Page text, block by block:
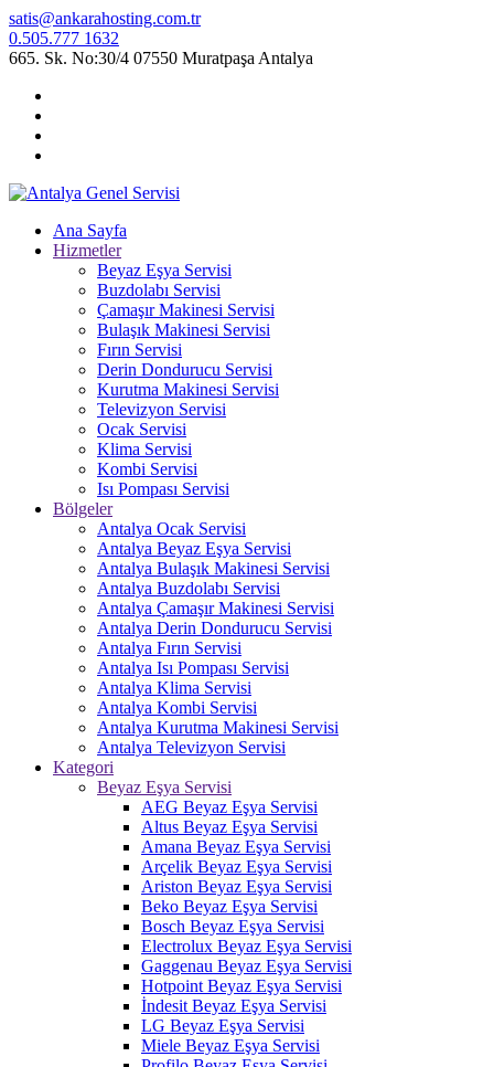
satis@ankarahosting.com.tr
0.505.777 1632
665. Sk. No:30/4 07550 Muratpaşa Antalya
Ana Sayfa
Hizmetler
Beyaz Eşya Servisi
Buzdolabı Servisi
Çamaşır Makinesi Servisi
Bulaşık Makinesi Servisi
Fırın Servisi
Derin Dondurucu Servisi
Kurutma Makinesi Servisi
Televizyon Servisi
Ocak Servisi
Klima Servisi
Kombi Servisi
Isı Pompası Servisi
Bölgeler
Antalya Ocak Servisi
Antalya Beyaz Eşya Servisi
Antalya Bulaşık Makinesi Servisi
Antalya Buzdolabı Servisi
Antalya Çamaşır Makinesi Servisi
Antalya Derin Dondurucu Servisi
Antalya Fırın Servisi
Antalya Isı Pompası Servisi
Antalya Klima Servisi
Antalya Kombi Servisi
Antalya Kurutma Makinesi Servisi
Antalya Televizyon Servisi
Kategori
Beyaz Eşya Servisi
AEG Beyaz Eşya Servisi
Altus Beyaz Eşya Servisi
Amana Beyaz Eşya Servisi
Arçelik Beyaz Eşya Servisi
Ariston Beyaz Eşya Servisi
Beko Beyaz Eşya Servisi
Bosch Beyaz Eşya Servisi
Electrolux Beyaz Eşya Servisi
Gaggenau Beyaz Eşya Servisi
Hotpoint Beyaz Eşya Servisi
İndesit Beyaz Eşya Servisi
LG Beyaz Eşya Servisi
Miele Beyaz Eşya Servisi